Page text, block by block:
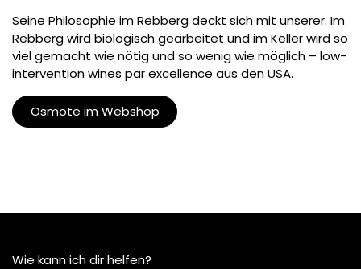
Seine Philosophie im Rebberg deckt sich mit unserer. Im
Rebberg wird biologisch gearbeitet und im Keller wird so
viel gemacht wie nötig und so wenig wie möglich – low-
intervention wines par excellence aus den USA.
Osmote im Webshop
Wie kann ich dir helfen?